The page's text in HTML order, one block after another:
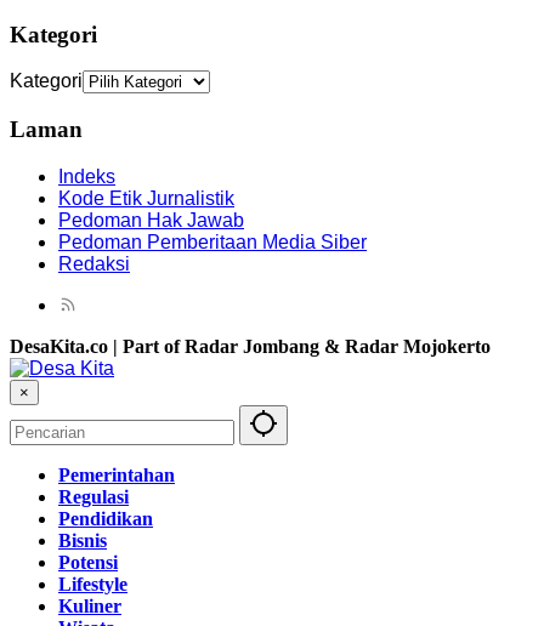
Kategori
Kategori
Laman
Indeks
Kode Etik Jurnalistik
Pedoman Hak Jawab
Pedoman Pemberitaan Media Siber
Redaksi
DesaKita.co | Part of Radar Jombang & Radar Mojokerto
×
Pemerintahan
Regulasi
Pendidikan
Bisnis
Potensi
Lifestyle
Kuliner